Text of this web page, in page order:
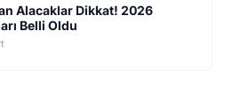
Alacaklar Dikkat! 2026
Belli Oldu